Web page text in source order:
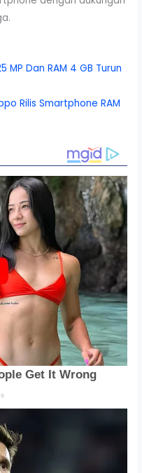
MP Dan RAM 4 GB Turun
Rilis Smartphone RAM